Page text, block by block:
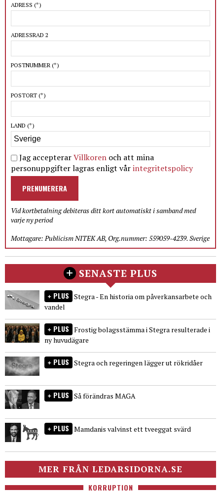
ADRESS (*)
ADRESSRAD 2
POSTNUMMER (*)
POSTORT (*)
LAND (*)
Jag accepterarVillkoren och att mina
personuppgifter lagras enligt vårintegritetspolicy
PRENUMERERA
Vid kortbetalning debiteras ditt kort automatiskt i samband med
varje ny period
Mottagare: Publicism NITEK AB, Org.nummer: 559059-4239. Sverige
SENASTE PLUS
PLUS Stegra - En historia om påverkansarbete och
vandel
PLUS Frostig bolagsstämma i Stegra resulterade i
ny huvudägare
PLUS Stegra och regeringen lägger ut rökridåer
PLUS Så förändras MAGA
PLUS Mamdanis valvinst ett tveeggat svärd
MER FRÅN LEDARSIDORNA.SE
KORRUPTION